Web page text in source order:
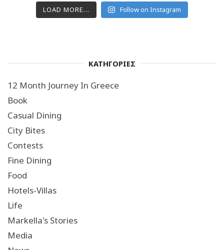
LOAD MORE... Follow on Instagram
ΚΑΤΗΓΟΡΙΕΣ
12 Month Journey In Greece
Book
Casual Dining
City Bites
Contests
Fine Dining
Food
Hotels-Villas
Life
Markella's Stories
Media